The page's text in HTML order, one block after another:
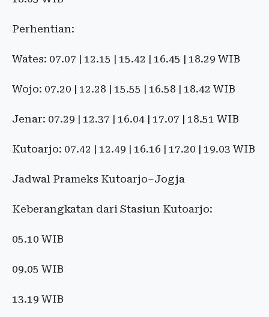
Perhentian:
Wates: 07.07 | 12.15 | 15.42 | 16.45 | 18.29 WIB
Wojo: 07.20 | 12.28 | 15.55 | 16.58 | 18.42 WIB
Jenar: 07.29 | 12.37 | 16.04 | 17.07 | 18.51 WIB
Kutoarjo: 07.42 | 12.49 | 16.16 | 17.20 | 19.03 WIB
Jadwal Prameks Kutoarjo–Jogja
Keberangkatan dari Stasiun Kutoarjo:
05.10 WIB
09.05 WIB
13.19 WIB